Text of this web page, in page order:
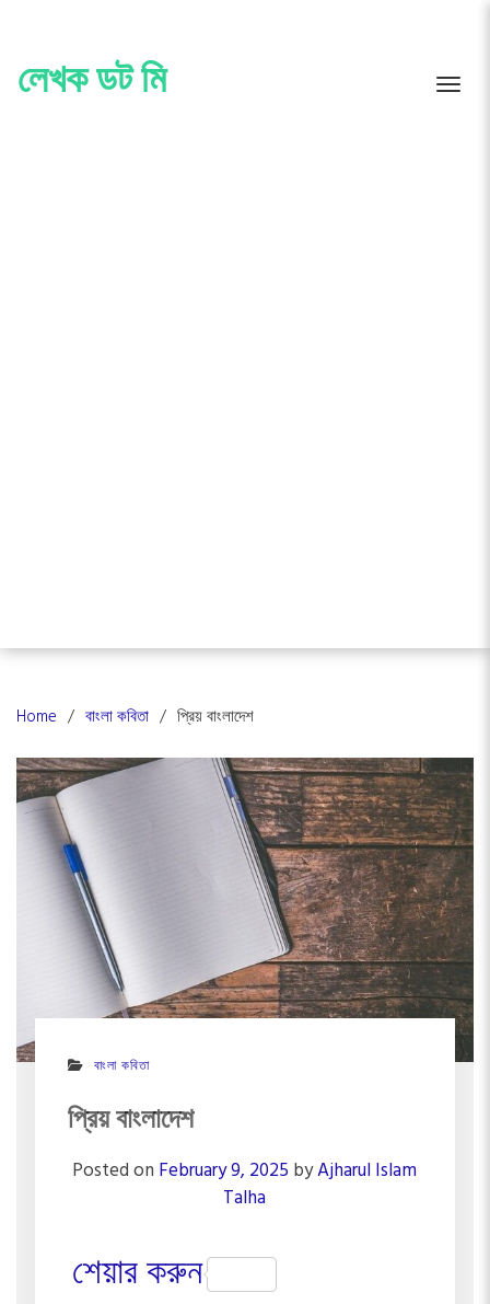
content
লেখক ডট মি
Home বাংলা কবিতা প্রিয় বাংলাদেশ
বাংলা কবিতা
প্রিয় বাংলাদেশ
Posted on February 9, 2025 byAjharul Islam
Talha
শেয়ার করুন